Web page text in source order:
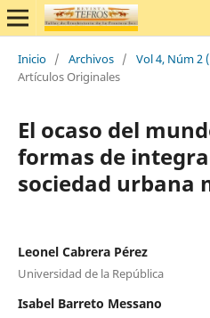
Inicio / Archivos / Vol 4, Núm 2
Artículos Originales
El ocaso del
formas de
sociedad urbana
Leonel Cabrera Pérez
Universidad de la República
Isabel Barreto Messano